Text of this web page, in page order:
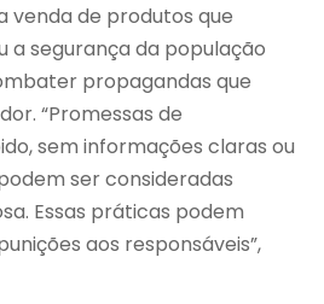
venda de produtos que
a segurança da população
propagandas que
“Promessas de
sem informações claras ou
ser consideradas
Essas práticas podem
aos responsáveis”,